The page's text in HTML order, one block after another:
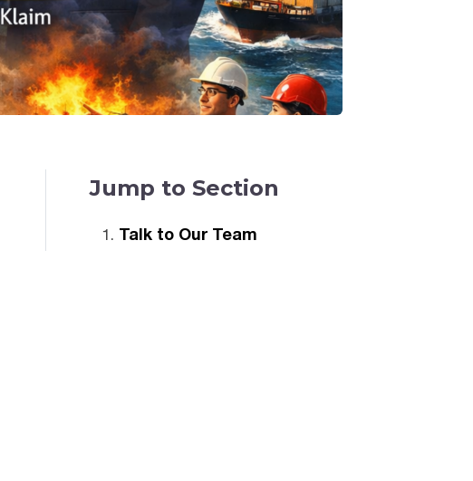
Jump to Section
Talk to Our Team